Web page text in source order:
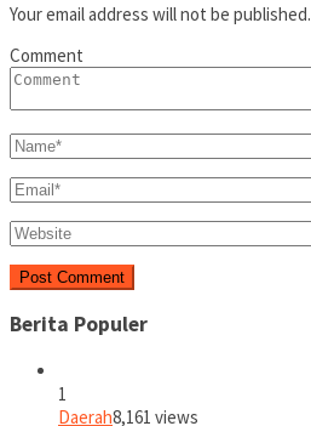
Your email address will not be published.
Comment
Berita Populer
1
Daerah8,161 views